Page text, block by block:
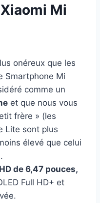
Mi
onéreux que les
Smartphone Mi
comme un
et que nous vous
frère » (les
Lite sont plus
élevé que celui
de 6,47 pouces,
Full HD+ et